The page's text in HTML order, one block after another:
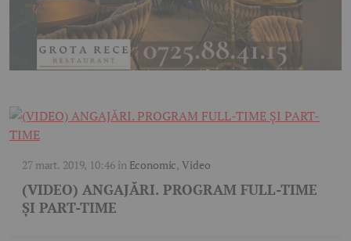
27 mart. 2019, 10:46în Economic,Video
(VIDEO) ANGAJĂRI. PROGRAM FULL-TIME
ȘI PART-TIME